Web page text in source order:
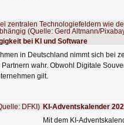
bei KI und Software
in Deutschland nimmt sich bei
wahr. Obwohl Digitale
gilt.
KI-Adventskalender
Mit dem KI-